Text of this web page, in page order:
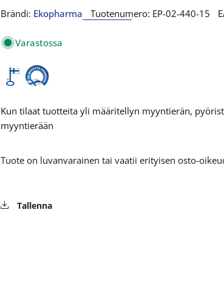
Brändi: Ekopharma Tuotenumero: EP-02-440-15
Varastossa
Kun tilaat tuotteita yli määritellyn myyntierän,
myyntierään
Tuote on luvanvarainen tai vaatii erityisen osto-
Tallenna